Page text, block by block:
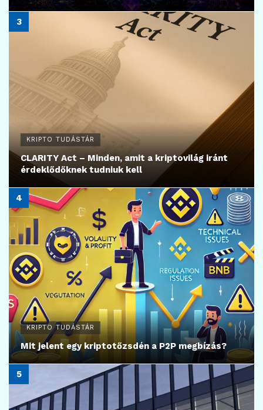
KRIPTO TUDÁSTÁR
CLARITY Act – Minden, amit a kriptovilág iránt
érdeklődőknek tudniuk kell
KRIPTO TUDÁSTÁR
Mit jelent egy kriptotőzsdén a P2P megbízás?